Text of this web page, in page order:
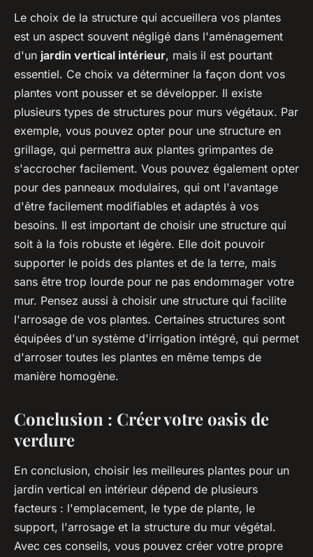
Le choix de la structure qui accueillera vos plantes
est un aspect souvent négligé dans l'aménagement
d'un jardin vertical intérieur, mais il est pourtant
essentiel. Ce choix va déterminer la façon dont vos
plantes vont pousser et se développer. Il existe
plusieurs types de structures pour murs végétaux. Par
exemple, vous pouvez opter pour une structure en
grillage, qui permettra aux plantes grimpantes de
s'accrocher facilement. Vous pouvez également opter
pour des panneaux modulaires, qui ont l'avantage
d'être facilement modifiables et adaptés à vos
besoins. Il est important de choisir une structure qui
soit à la fois robuste et légère. Elle doit pouvoir
supporter le poids des plantes et de la terre, mais
sans être trop lourde pour ne pas endommager votre
mur. Pensez aussi à choisir une structure qui facilite
l'arrosage de vos plantes. Certaines structures sont
équipées d'un système d'irrigation intégré, qui permet
d'arroser toutes les plantes en même temps de
manière homogène.
Conclusion : Créer votre oasis de
verdure
En conclusion, choisir les meilleures plantes pour un
jardin vertical en intérieur dépend de plusieurs
facteurs : l'emplacement, le type de plante, le
support, l'arrosage et la structure du mur végétal.
Avec ces conseils, vous pouvez créer votre propre